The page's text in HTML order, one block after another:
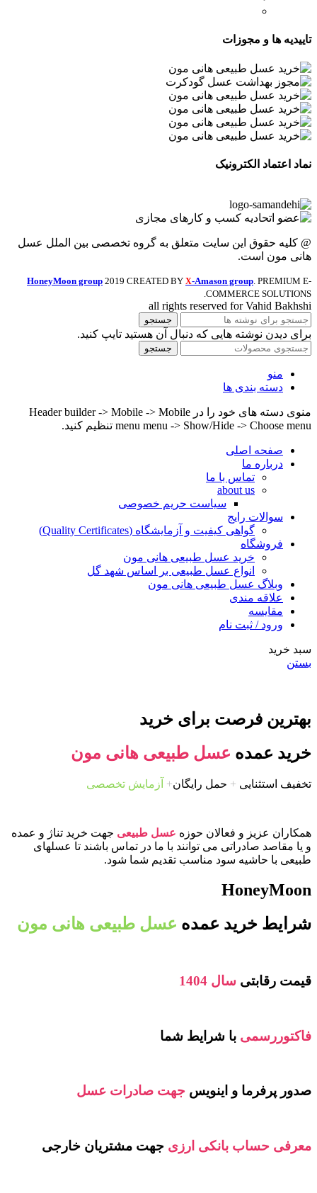
تاییدیه ها و مجوزات
نماد اعتماد الکترونیک
@ کلیه حقوق این سایت متعلق به گروه تخصصی بین الملل عسل
هانی مون است.
HoneyMoon group 2019 CREATED BY X-Amason group. PREMIUM E-
COMMERCE SOLUTIONS.
all rights reserved for Vahid Bakhshi
جستجو
برای دیدن نوشته هایی که دنبال آن هستید تایپ کنید.
جستجو
منو
دسته بندی ها
منوی دسته های خود را در Header builder -> Mobile -> Mobile
menu menu -> Show/Hide -> Choose menu تنظیم کنید.
صفحه اصلی
درباره ما
تماس با ما
about us
سیاست حریم خصوصی
سوالات رایج
گواهی کیفیت و آزمایشگاه (Quality Certificates)
فروشگاه
خرید عسل طبیعی هانی مون
انواع عسل طبیعی بر اساس شهد گل
وبلاگ عسل طبیعی هانی مون
علاقه مندی
مقایسه
ورود / ثبت نام
سبد خرید
بستن
بهترین فرصت برای خرید
خرید عمده عسل طبیعی هانی مون
تخفیف استثنایی + حمل رایگان+ آزمایش تخصصی
همکاران عزیز و فعالان حوزه عسل طبیعی جهت خرید تناژ و عمده
و یا مقاصد صادراتی می توانند با ما در تماس باشند تا عسلهای
طبیعی با حاشیه سود مناسب تقدیم شما شود.
HoneyMoon
شرایط خرید عمده عسل طبیعی هانی مون
قیمت رقابتی سال 1404
فاکتوررسمی با شرایط شما
صدور پرفرما و اینویس جهت صادرات عسل
معرفی حساب بانکی ارزی جهت مشتریان خارجی